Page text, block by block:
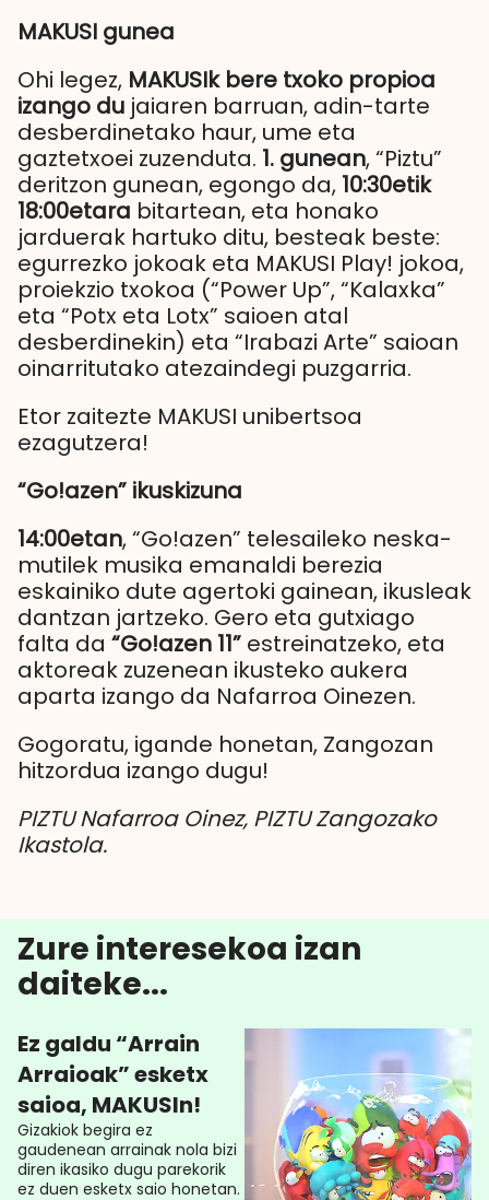
MAKUSI gunea
Ohi legez, MAKUSIk bere txoko propioa
izango du jaiaren barruan, adin-tarte
desberdinetako haur, ume eta
gaztetxoei zuzenduta. 1. gunean, “Piztu”
deritzon gunean, egongo da, 10:30etik
18:00etara bitartean, eta honako
jarduerak hartuko ditu, besteak beste:
egurrezko jokoak eta MAKUSI Play! jokoa,
proiekzio txokoa (“Power Up”, “Kalaxka”
eta “Potx eta Lotx” saioen atal
desberdinekin) eta “Irabazi Arte” saioan
oinarritutako atezaindegi puzgarria.
Etor zaitezte MAKUSI unibertsoa
ezagutzera!
“Go!azen” ikuskizuna
14:00etan, “Go!azen” telesaileko neska-
mutilek musika emanaldi berezia
eskainiko dute agertoki gainean, ikusleak
dantzan jartzeko. Gero eta gutxiago
falta da “Go!azen 11” estreinatzeko, eta
aktoreak zuzenean ikusteko aukera
aparta izango da Nafarroa Oinezen.
Gogoratu, igande honetan, Zangozan
hitzordua izango dugu!
PIZTU Nafarroa Oinez, PIZTU Zangozako
Ikastola.
Zure interesekoa izan
daiteke...
Ez galdu “Arrain
Arraioak” esketx
saioa, MAKUSIn!
Gizakiok begira ez
gaudenean arrainak nola bizi
diren ikasiko dugu parekorik
ez duen esketx saio honetan.